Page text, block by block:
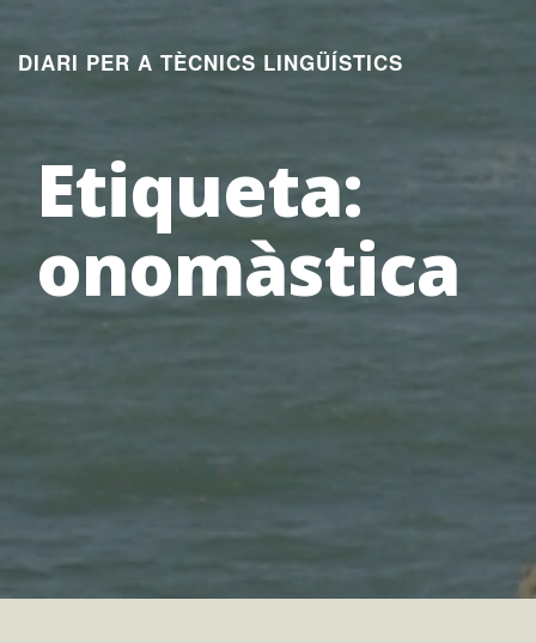
contingut
DIARI PER A TÈCNICS LINGÜÍSTICS
Etiqueta:
onomàstica